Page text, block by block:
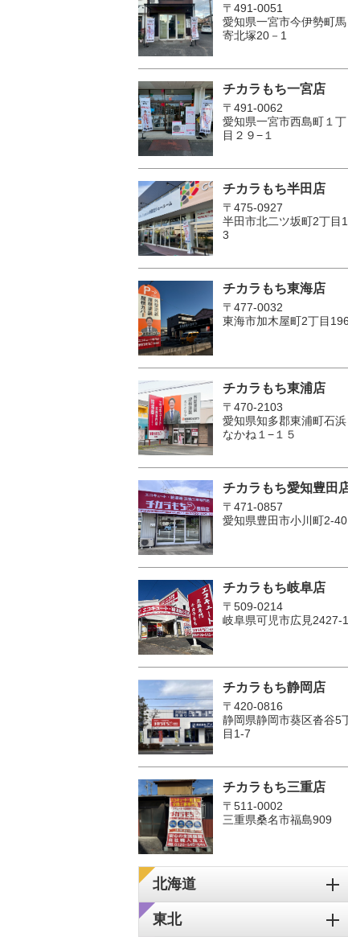
〒491-0051
愛知県一宮市今伊勢町馬
寄北塚20－1
チカラもち一宮店
〒491-0062
愛知県一宮市西島町１丁
目２９−１
チカラもち半田店
〒475-0927
半田市北二ツ坂町2丁目
3
チカラもち東海店
〒477-0032
東海市加木屋町2丁目196
チカラもち東浦店
〒470-2103
愛知県知多郡東浦町石浜
なかね１−１５
チカラもち愛知豊田
〒471-0857
愛知県豊田市小川町2‐40
チカラもち岐阜店
〒509-0214
岐阜県可児市広見2427-1
チカラもち静岡店
〒420-0816
静岡県静岡市葵区沓谷5
目1-7
チカラもち三重店
〒511-0002
三重県桑名市福島909
北海道
東北